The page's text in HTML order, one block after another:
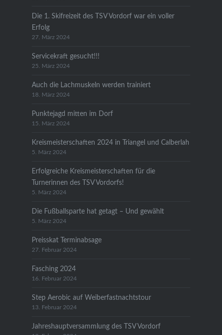
Die 1. Skifreizeit des TSV Vordorf war ein voller
Erfolg
27. März 2024
Servicekraft gesucht!!!
25. März 2024
Auch die Lachmuskeln werden trainiert
18. März 2024
Punktejagd mitten im Dorf
15. März 2024
Kreismeisterschaften 2024 in Triangel und Calberlah
5. März 2024
Erfolgreiche Kreismeisterschaften für die
Turnerinnen des TSV Vordorfs!
5. März 2024
Die Fußballsparte hat getagt – Und gewählt
5. März 2024
Preisskat Terminabsage
27. Februar 2024
Fasching 2024
16. Februar 2024
Step Aerobic auf Weiberfastnachtstour
13. Februar 2024
Jahreshauptversammlung des TSV Vordorf